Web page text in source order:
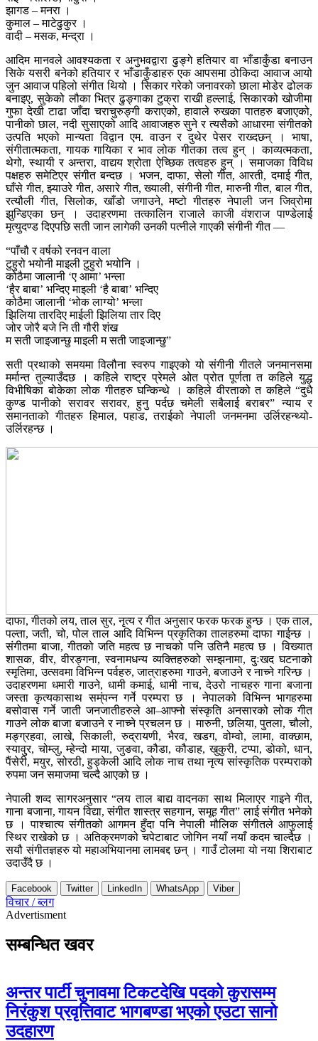
झागड – मनरा ।
कुमाल – माटेढुकुर ।
वादी – मसक, मन्द्रा ।
आदिम मानवले आवश्यकता र अनुभवद्वारा ढुङ्गे हतियार वा भाँडाकुँडा बनाउन
सिके यसरी बनेको हतियार र भाँडाकुँडाहरु एक आपसमा ठोकिदा आवाज आयो
जुन आवाज पहिलो संगीत थियो । सिकार गरेको जनावरको छाला मोडेर ढोलक
बनाइए, सुकेको लौका भित्र ढुङ्गाका टुक्रा राखी हल्लाई, सिकारको खोजीमा
गुफा देखी टाढा जाँदा चराचुरुङ्गी कराएको, हावाले रुखका पातहरु बजाएको,
पानीको छाल, नदी सुसाएको आदि आवाजहरु सुने र त्यसैको आधारमा संगीतको
उत्पति भएको मान्यता विद्वान एम. वाउन र दुथेर पेसर राख्दछन् । भाषा,
संगीतात्मकता, गायक गायिका र भाव लोक गीतका तत्व हुन् । काव्यत्मकता,
थेगो, स्थायी र अन्तरा, वाद्यय श्रोता ऐच्छिक तत्वहरु हुन् । समाजका विविध
पक्षहरु समेटिएर संगीत बन्दछ । भजन, दाफा, सेलो गीत, आरती, दमाई गीत,
घाँसे गीत, झ्याउरे गीत, असारे गीत, ख्याली, संगीनी गीत, मारुनी गीत, बाल गीत,
रत्यौली गीत, सिलोक, खाँडो जगाउने, मष्टो गीतहरु नेपाली जन जिव्रोमा
झुन्डिएका छन् । उदाहरणमा तत्कालिन राजाले काजी वंशराज पाण्डेलाई
मृत्युदण्ड दिएपछि सती जान लागेकी उनकी पत्नीले गाएकी संगीनी गीत —
“पाँचौ र वर्षको रनवन वाला
टुहुरो भयोनी माइली टुहुरो भयोनि ।
कोठैमा जालानी ‘ए आमा’ भन्ला
‘है्र बाबा’ भन्दिए माइली ‘है बाबा’ भन्दिए
कोठैमा जालानी ‘भोक लाग्यो’ भन्ला
झिलिया तारदिए माईली झिलिया तार दिए
जोर जोरै बजे नि ती गौरी शंख
म सती जाइजान्छु माइली म सती जाइजान्छु”
सती प्रथाको समयमा विलौना स्वरुप गाइएको यो संगीनी गीतले जनमानसमा
मर्मान्त तुल्याउँदछ । कहिले राष्ट्र प्रेमले ओत प्रोत पूर्णता त कहिले युद्ध
विभीषिका बोकेका लोक गीतहरु घन्किन्थे । कहिले वीरताको त कहिले “दुधै
कुण्ड पानीको सरावर सरावर, हुनु पर्दछ चमेली सबैलाई बराबर” न्याय र
समानताको गीतहरु हिमाल, पहाड, तराईको नेपाली जनमनमा उर्लिरहन्थ्यो-
उर्लिरहन्छ ।
दाफा, गीतको लय, ताल सुर, नृत्य र गीत अनुसार फरक फरक हुन्छ । एक ताल,
पल्ता, जती, चो, पोल ताल आदि विभिन्न प्रकृतिका तालहरुमा दाफा गाईन्छ ।
संगीतमा बाजा, गीतको जति महत्व छ नाचको पनि उतिनै महत्व छ । विख्यात
शासक, वीर, वीरङ्गना, स्वनामधन्य व्यक्तिहरुको सम्झनामा, दुःखद घटनाको
स्मृतिमा, उत्सवमा विभिन्न पर्वहरु, जात्राहरुमा गाउने, बजाउने र नाच्ने गरिन्छ ।
उदाहरणमा धमारी गाउने, धामी कमाई, धामी नाच, देउरो नाचहरु गाना बजाना
जस्ता कृत्यकासाथ सम्ंपन्न गर्ने परम्परा छ । नेपालको विभिन्न भागहरुमा
बसोवास गर्ने जाती जनजातीहरुले आ–आफ्नो संस्कृति अनसारको लोक गीत
गाउने लोक बाजा बजाउने र नाच्ने प्रचलन छ । मारुनी, छलिया, पुतला, चौलो,
मङ्ग्रहवा, लाखे, सिकाली, रुद्रायणी, भैरव, खडग, वोम्वो, लामा, वाक्छाम,
स्यावु्र, चोम्लु, म्हेन्दो माया, जुङवा, कौडा, कौडाह, खुकुरी, टप्पा, डोको, धान,
पैंसेरी, मयुर, सोरठी, हुड्केली आदि लोक नाच तथा नृत्य सांस्कृतिक परम्पराको
रुपमा जन समाजमा चल्दै आएको छ ।
नेपाली शव्द सागरअनुसार “लय ताल बाद्य वादनका साथ मिलाएर गाइने गीत,
गाना बजाना, गायन विद्या, संगीत शास्त्र सहगान, समूह गीत” लाई संगीत भनेको
छ । पाश्चात्य संगीतको आगमन हुँदा पनि नेपाली मौलिक संगीतले आफुलाई
स्थिर राखेको छ । अतिक्रमणको चपेटाबाट जोगिन नयाँ नयाँ कदम चाल्दैछ ।
सयौ संगीतज्ञहरु यो महाअभियानमा लामबद्द छन् । गाउँ टोलमा यो नया शिराबाट
उदाउँदै छ ।
Facebook Twitter LinkedIn WhatsApp Viber
विचार / ब्लग
Advertisment
सम्बन्धित खवर
अन्तर पार्टी चुनावमा टिकटदेखि पदको कुरासम्म
निरंकुश प्रवृत्तिवाट भागबण्डा भएको एउटा सानो
उदहारण